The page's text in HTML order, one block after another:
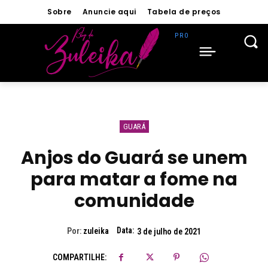
Sobre Anuncie aqui Tabela de preços
GUARÁ
Anjos do Guará se unem
para matar a fome na
comunidade
Por: zuleika Data: 3 de julho de 2021
COMPARTILHE: